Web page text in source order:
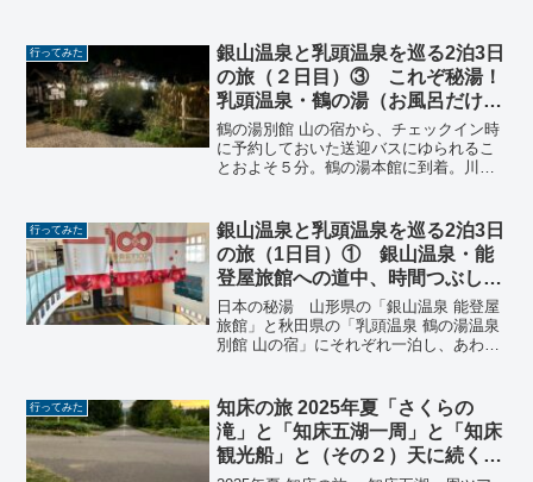
行ってみた
銀山温泉と乳頭温泉を巡る2泊3日
の旅（２日目）③ これぞ秘湯！
乳頭温泉・鶴の湯（お風呂だけ）
編
鶴の湯別館 山の宿から、チェックイン時
に予約しておいた送迎バスにゆられるこ
とおよそ５分。鶴の湯本館に到着。川の
コーでした！
行ってみた
銀山温泉と乳頭温泉を巡る2泊3日
の旅（1日目）① 銀山温泉・能
登屋旅館への道中、時間つぶしに
入った「コーヒー屋おおもり」が
すごかった！編
日本の秘湯 山形県の「銀山温泉 能登屋
旅館」と秋田県の「乳頭温泉 鶴の湯温泉
別館 山の宿」にそれぞれ一泊し、あわせ
行ってみた
知床の旅 2025年夏「さくらの
滝」と「知床五湖一周」と「知床
観光船」と（その２）天に続く道